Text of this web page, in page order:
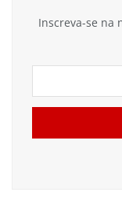
Inscreva-se na